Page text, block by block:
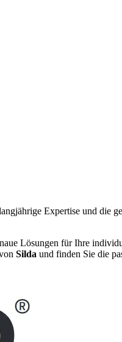
Expertise und die
Lösungen für Ihre
Silda und finden Sie die